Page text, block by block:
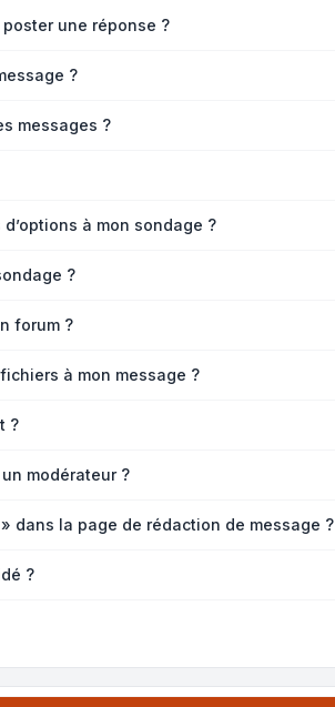
une réponse ?
?
messages ?
à mon sondage ?
?
forum ?
à mon message ?
?
modérateur ?
dans la page de rédaction de message ?
?